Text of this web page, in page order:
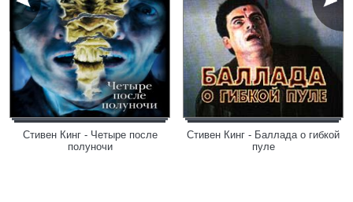
Стивен Кинг - Четыре после
полуночи
Стивен Кинг - Баллада о гибкой
пуле